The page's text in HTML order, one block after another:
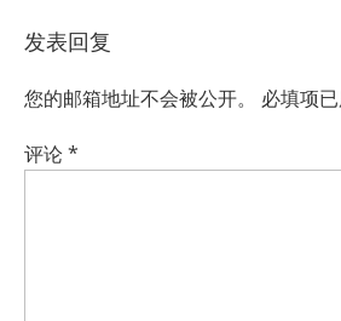
发表回复
您的邮箱地址不会被公开。 必填项
评论*